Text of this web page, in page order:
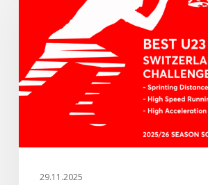
швейцарской
Лиге
Вызова
по
29.11.2025